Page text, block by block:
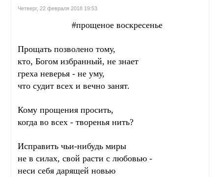
Четверг, 22 февраля 2018 19:53
#прощеное воскресенье
Прощать позволено тому,
кто, Богом избранный, не знает
греха неверья - не уму,
что судит всех и вечно занят.
Кому прощения просить,
когда во всех - творенья нить?
Исправить чьи-нибудь миры
не в силах, свой расти с любовью -
неси себя дарящей новью